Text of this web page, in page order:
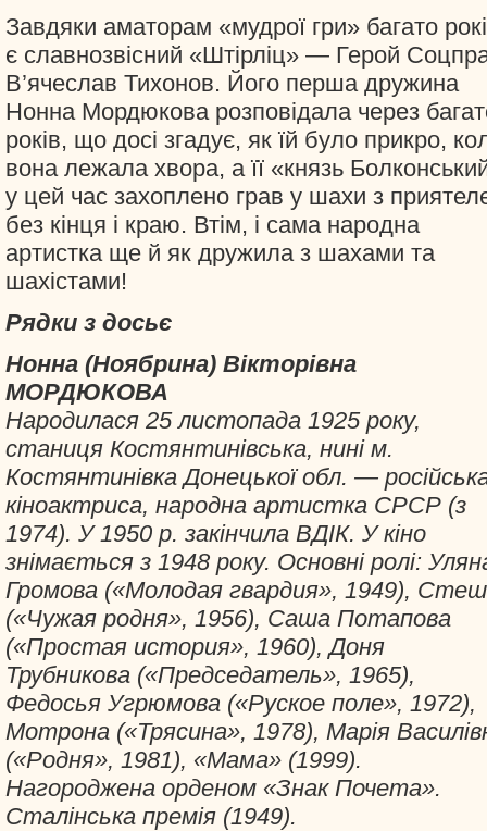
Завдяки аматорам «мудрої гри» багато
є славнозвісний «Штірліц» — Герой
В’ячеслав Тихонов. Його перша дружина
Нонна Мордюкова розповідала через
років, що досі згадує, як їй було прикро,
вона лежала хвора, а її «князь
у цей час захоплено грав у шахи з
без кінця і краю. Втім, і сама народна
артистка ще й як дружила з шахами та
шахістами!
Рядки з досьє
Нонна (Ноябрина) Вікторівна
МОРДЮКОВА
Народилася 25 листопада 1925 року,
станиця Костянтинівська, нині м.
Костянтинівка Донецької обл. —
кіноактриса, народна артистка СРСР (з
1974). У 1950 р. закінчила ВДІК. У кіно
знімається з 1948 року. Основні ролі:
Громова («Молодая гвардия», 1949),
(«Чужая родня», 1956), Саша Потапова
(«Простая история», 1960), Доня
Трубникова («Председатель», 1965),
Федосья Угрюмова («Руское поле», 1972),
Мотрона («Трясина», 1978), Марія
(«Родня», 1981), «Мама» (1999).
Нагороджена орденом «Знак Почета».
Сталінська премія (1949).